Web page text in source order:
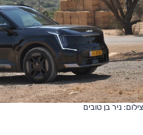
צילום: ניר בן טובים